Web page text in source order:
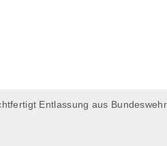
Entlassung aus Bundeswehr